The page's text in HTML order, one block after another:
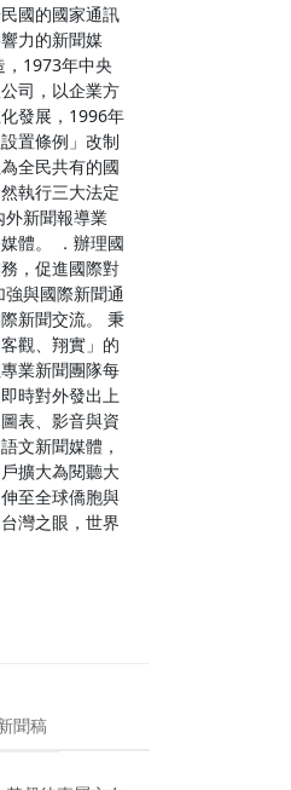
國的國家通訊
力的新聞媒
1973年中央
司，以企業方
發展，1996年
置條例」改制
全民共有的國
執行三大法定
外新聞報導業
體。 ．辦理國
，促進國際對
與國際新聞通
新聞交流。 秉
觀、翔實」的
業新聞團隊每
時對外發出上
表、影音與資
文新聞媒體，
擴大為閱聽大
至全球僑胞與
灣之眼，世界
聞稿